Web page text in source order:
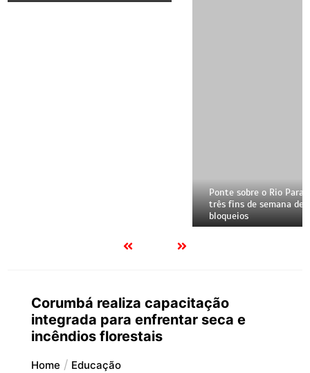
Corumbá realiza capacitação
integrada para enfrentar seca e
incêndios florestais
Home Educação